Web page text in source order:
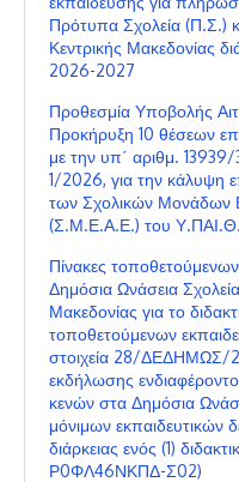
Πρότυπα Σχολεία (Π.Σ.)
Κεντρικής Μακεδονίας
2026-2027
Προθεσμία Υποβολής
Προκήρυξη 10 θέσεων
με την υπ΄ αριθμ.
1/2026, για την κάλυψη
των Σχολικών Μονάδων
(Σ.Μ.Ε.Α.Ε.) του
Πίνακες
Δημόσια Ωνάσεια
Μακεδονίας για το
τοποθετούμενων
στοιχεία 28/ΔΕΔΗΜΩΣ/
εκδήλωσης
κενών στα Δημόσια
μόνιμων εκπαιδευτικών
διάρκειας ενός (1)
Ρ0ΦΛ46ΝΚΠΔ-Σ02)